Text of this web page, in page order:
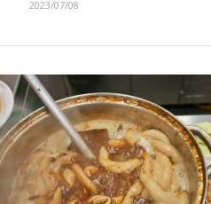
2023/07/08